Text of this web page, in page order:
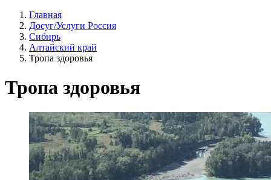
Главная
Досуг/Услуги Россия
Сибирь
Алтайский край
Тропа здоровья
Тропа здоровья